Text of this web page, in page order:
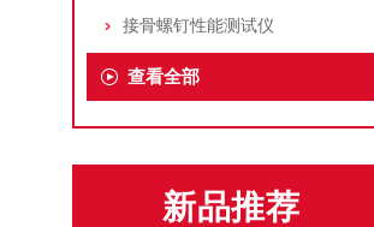
接骨螺钉性能测试仪
查看全部
新品推荐